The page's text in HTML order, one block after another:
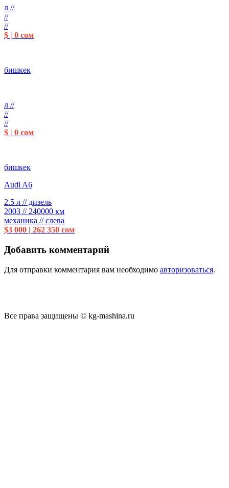
л //
//
//
$ | 0 сом
бишкек
л //
//
//
$ | 0 сом
бишкек
Audi A6
2.5 л // дизель
2003 // 240000 км
механика // слева
$3 000 | 262 350 сом
Добавить комментарий
Для отправки комментария вам необходимо авторизоваться.
Все права защищены © kg-mashina.ru